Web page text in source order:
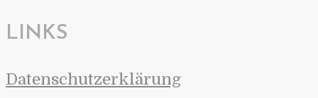
LINKS
Datenschutzerklärung